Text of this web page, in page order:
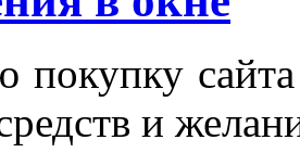
по­куп­ку
и